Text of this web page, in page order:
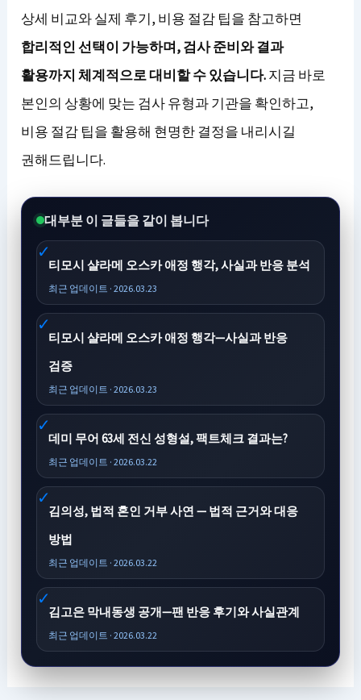
상세 비교와 실제 후기, 비용 절감 팁을 참고하면
합리적인 선택이 가능하며, 검사 준비와 결과
활용까지 체계적으로 대비할 수 있습니다.지금 바로
본인의 상황에 맞는 검사 유형과 기관을 확인하고,
비용 절감 팁을 활용해 현명한 결정을 내리시길
권해드립니다.
대부분 이 글들을 같이 봅니다
티모시 샬라메 오스카 애정 행각, 사실과 반응 분석
최근 업데이트 · 2026.03.23
티모시 샬라메 오스카 애정 행각—사실과 반응
검증
최근 업데이트 · 2026.03.23
데미 무어 63세 전신 성형설, 팩트체크 결과는?
최근 업데이트 · 2026.03.22
김의성, 법적 혼인 거부 사연 — 법적 근거와 대응
방법
최근 업데이트 · 2026.03.22
김고은 막내동생 공개—팬 반응 후기와 사실관계
최근 업데이트 · 2026.03.22